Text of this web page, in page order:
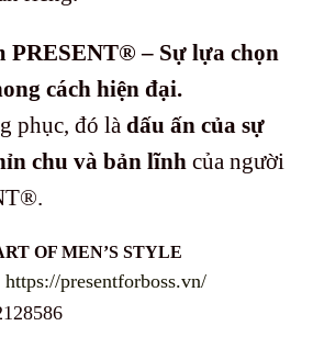
PRESENT® – Sự lựa chọn
cách hiện đại.
phục, đó là dấu ấn của sự
chu và bản lĩnh của người
OF MEN’S STYLE
https://presentforboss.vn/